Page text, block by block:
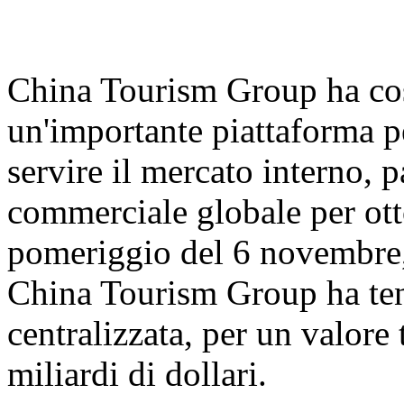
China Tourism Group ha
un'importante piattaforma
servire il mercato interno,
commerciale globale per
pomeriggio del 6
China Tourism Group ha
centralizzata, per un
miliardi di dollari.